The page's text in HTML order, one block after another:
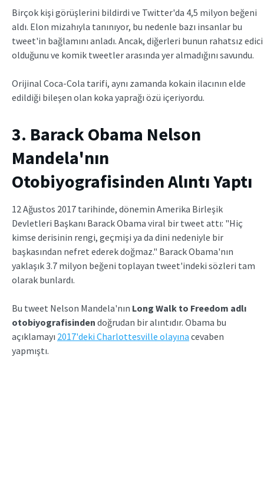
Birçok kişi görüşlerini bildirdi ve Twitter'da 4,5 milyon beğeni
aldı. Elon mizahıyla tanınıyor, bu nedenle bazı insanlar bu
tweet'in bağlamını anladı. Ancak, diğerleri bunun rahatsız edici
olduğunu ve komik tweetler arasında yer almadığını savundu.
Orijinal Coca-Cola tarifi, aynı zamanda kokain ilacının elde
edildiği bileşen olan koka yaprağı özü içeriyordu.
3. Barack Obama Nelson
Mandela'nın
Otobiyografisinden Alıntı Yaptı
12 Ağustos 2017 tarihinde, dönemin Amerika Birleşik
Devletleri Başkanı Barack Obama viral bir tweet attı: "Hiç
kimse derisinin rengi, geçmişi ya da dini nedeniyle bir
başkasından nefret ederek doğmaz." Barack Obama'nın
yaklaşık 3.7 milyon beğeni toplayan tweet'indeki sözleri tam
olarak bunlardı.
Bu tweet Nelson Mandela'nın Long Walk to Freedom adlı
otobiyografisinden doğrudan bir alıntıdır. Obama bu
açıklamayı 2017'deki Charlottesville olayına cevaben
yapmıştı.